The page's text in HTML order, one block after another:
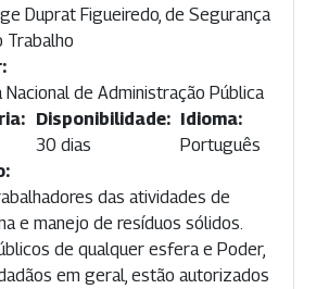
Duprat Figueiredo, de Segurança
Trabalho
Nacional de Administração Pública
Disponibilidade:
30 dias
Idioma:
Português
das atividades de
e manejo de resíduos sólidos.
de qualquer esfera e Poder,
em geral, estão autorizados